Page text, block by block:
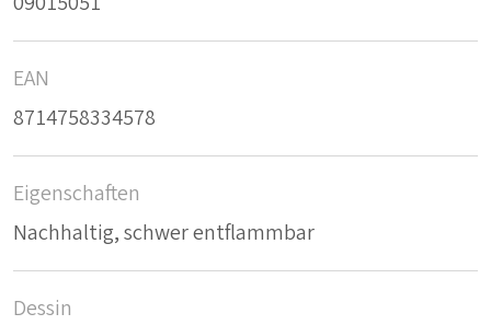
EAN
8714758334578
Eigenschaften
Nachhaltig, schwer entflammbar
Dessin